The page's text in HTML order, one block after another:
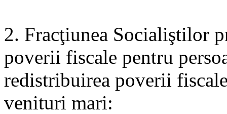
2. Fracţiunea Socialiştilor
poverii fiscale pentru
redistribuirea poverii
venituri mari: